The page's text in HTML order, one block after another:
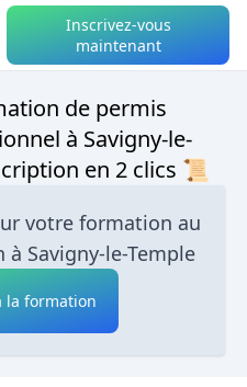
Inscrivez-vous
maintenant
de permis
à Savigny-le-
en 2 clics 📜
votre formation au
Savigny-le-Temple
la formation